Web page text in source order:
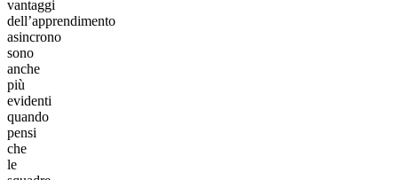
vantaggi
dell’apprendimento
asincrono
sono
anche
più
evidenti
quando
pensi
che
le